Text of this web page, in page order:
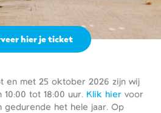
en met 25 oktober 2026 zijn wij
tot 18:00 uur. Klik hiervoor
gedurende het hele jaar. Op
hier je ticket